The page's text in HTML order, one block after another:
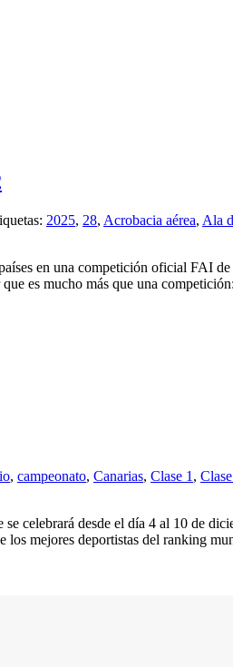
2025, 28, Acrobacia aérea, Ala
en una competición oficial FAI
es mucho más que una
, campeonato, Canarias, Clase 1 ,
celebrará desde el día 4 al 10 de
mejores deportistas del ranking